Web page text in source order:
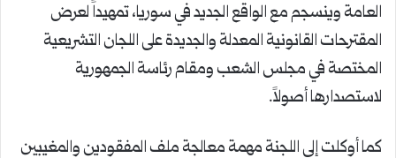
العامة وينسجم مع الواقع الجديد في سوريا، تمهيداً لعرض
المقترحات القانونية المعدلة والجديدة على اللجان التشريعية
المختصة في مجلس الشعب ومقام رئاسة الجمهورية
لاستصدارها أصولاً.
كما أوكلت إلى اللجنة مهمة معالجة ملف المفقودين والمغيبين